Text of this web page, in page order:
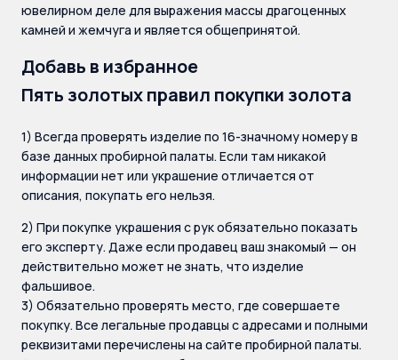
ювелирном деле для выражения массы драгоценных
камней и жемчуга и является общепринятой.
Добавь в избранное
Пять золотых правил покупки золота
1) Всегда проверять изделие по 16-значному номеру в
базе данных пробирной палаты. Если там никакой
информации нет или украшение отличается от
описания, покупать его нельзя.
2) При покупке украшения с рук обязательно показать
его эксперту. Даже если продавец ваш знакомый — он
действительно может не знать, что изделие
фальшивое.
3) Обязательно проверять место, где совершаете
покупку. Все легальные продавцы с адресами и полными
реквизитами перечислены на сайте пробирной палаты.